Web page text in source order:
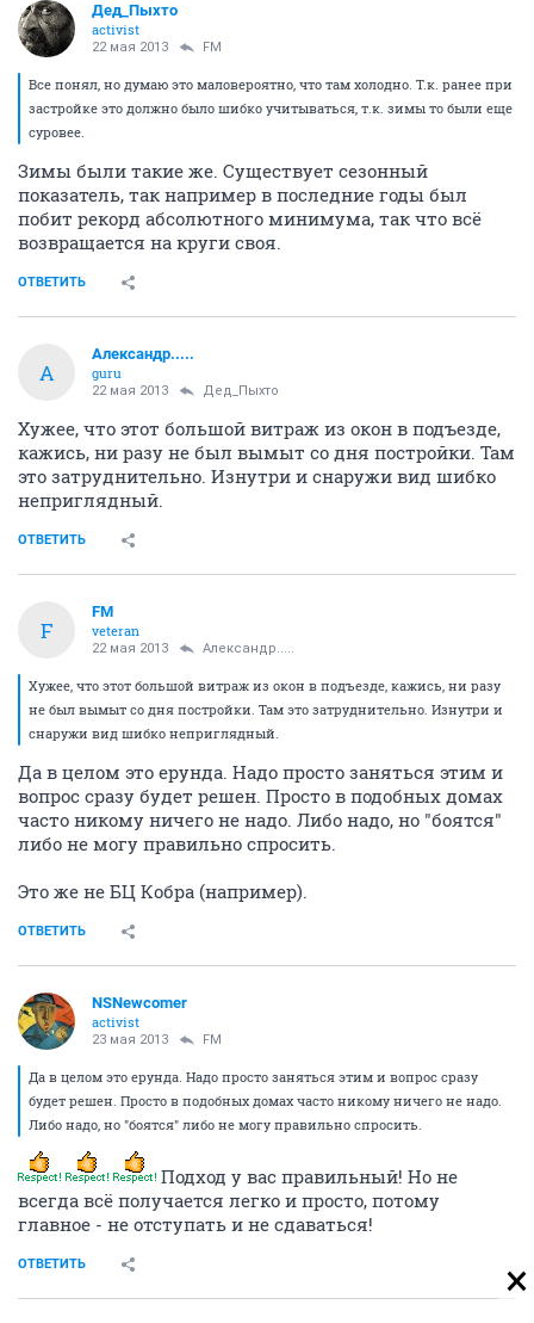
Дед_Пыхто
activist
22 мая 2013 FM
Все понял, но думаю это маловероятно, что там холодно. Т.к. ранее при
застройке это должно было шибко учитываться, т.к. зимы то были еще
суровее.
Зимы были такие же. Существует сезонный
показатель, так например в последние годы был
побит рекорд абсолютного минимума, так что всё
возвращается на круги своя.
ОТВЕТИТЬ
А
Александр.....
guru
22 мая 2013 Дед_Пыхто
Хужее, что этот большой витраж из окон в подъезде,
кажись, ни разу не был вымыт со дня постройки. Там
это затруднительно. Изнутри и снаружи вид шибко
неприглядный.
ОТВЕТИТЬ
F
FM
veteran
22 мая 2013 Александр.....
Хужее, что этот большой витраж из окон в подъезде, кажись, ни разу
не был вымыт со дня постройки. Там это затруднительно. Изнутри и
снаружи вид шибко неприглядный.
Да в целом это ерунда. Надо просто заняться этим и
вопрос сразу будет решен. Просто в подобных домах
часто никому ничего не надо. Либо надо, но "боятся"
либо не могу правильно спросить.
Это же не БЦ Кобра (например).
ОТВЕТИТЬ
NSNewcomer
activist
23 мая 2013 FM
Да в целом это ерунда. Надо просто заняться этим и вопрос сразу
будет решен. Просто в подобных домах часто никому ничего не надо.
Либо надо, но "боятся" либо не могу правильно спросить.
Подход у вас правильный! Но не
всегда всё получается легко и просто, потому
главное - не отступать и не сдаваться!
ОТВЕТИТЬ